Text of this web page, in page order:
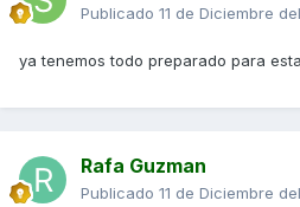
Publicado 11 de Diciembre
ya tenemos todo preparado para
Rafa Guzman
Publicado 11 de Diciembre